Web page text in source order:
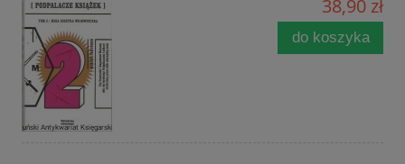
38,90 zł
do koszyka